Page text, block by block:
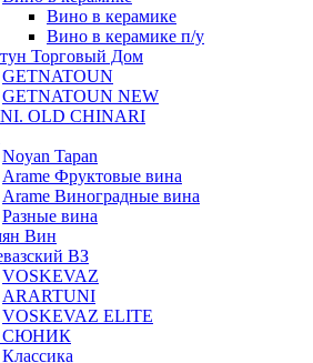
Вино в керамике
Вино в керамике п/у
Торговый Дом
GETNATOUN
GETNATOUN NEW
OLD CHINARI
Noyan Tapan
Arame Фруктовые вина
Arame Виноградные вина
Разные вина
Вин
ВЗ
VOSKEVAZ
ARARTUNI
VOSKEVAZ ELITE
СЮНИК
Классика